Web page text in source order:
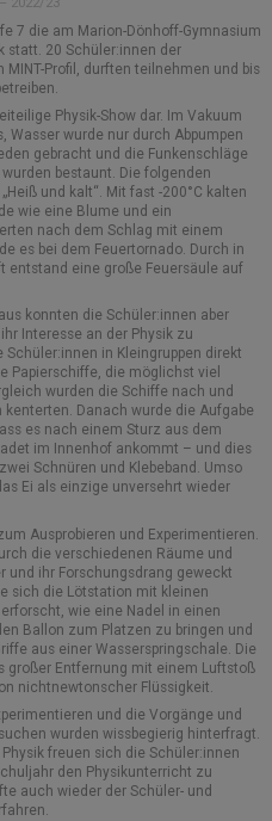
PARLAMENT
2022/23
7 die am Marion-Dönhoff-Gymnasium
statt. 20 Schüler:innen der
Profil, durften teilnehmen und bis
Physik-Show dar. Im Vakuum
Wasser wurde nur durch Abpumpen
gebracht und die Funkenschläge
bestaunt. Die folgenden
und kalt“. Mit fast -200°C kalten
wie eine Blume und ein
nach dem Schlag mit einem
es bei dem Feuertornado. Durch in
entstand eine große Feuersäule auf
konnten die Schüler:innen aber
Interesse an der Physik zu
in Kleingruppen direkt
Papierschiffe, die möglichst viel
wurden die Schiffe nach und
Danach wurde die Aufgabe
es nach einem Sturz aus dem
im Innenhof ankommt – und dies
Schnüren und Klebeband. Umso
Ei als einzige unversehrt wieder
Ausprobieren und Experimentieren.
die verschiedenen Räume und
und ihr Forschungsdrang geweckt
sich die Lötstation mit kleinen
wie eine Nadel in einen
Ballon zum Platzen zu bringen und
aus einer Wasserspringschale. Die
großer Entfernung mit einem Luftstoß
nichtnewtonscher Flüssigkeit.
und die Vorgänge und
wurden wissbegierig hinterfragt.
freuen sich die Schüler:innen
den Physikunterricht zu
auch wieder der Schüler- und